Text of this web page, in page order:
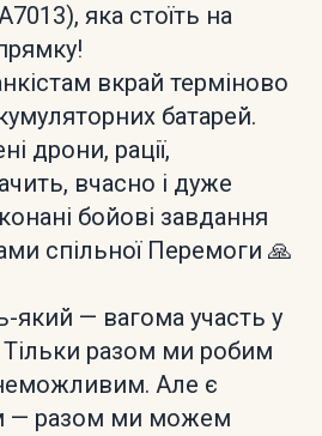
яка стоїть на
вкрай терміново
батарей.
дрони, рації,
вчасно і дуже
бойові завдання
спільної Перемоги 🙏
який — вагома участь у
Тільки разом ми робим
Але є
— разом ми можем